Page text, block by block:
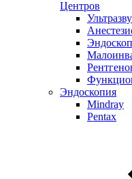
Центров
Эндоскопия
Mindray
Pentax